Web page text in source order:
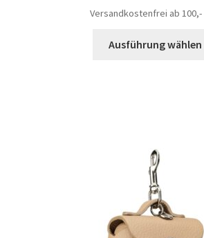
Versandkostenfrei ab 100,-
Ausführung wählen